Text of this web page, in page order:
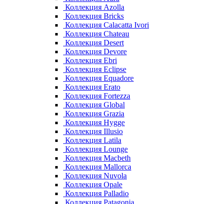
Коллекция Azolla
Коллекция Bricks
Коллекция Calacatta Ivori
Коллекция Chateau
Коллекция Desert
Коллекция Devore
Коллекция Ebri
Коллекция Eclipse
Коллекция Equadore
Коллекция Erato
Коллекция Fortezza
Коллекция Global
Коллекция Grazia
Коллекция Hygge
Коллекция Illusio
Коллекция Latila
Коллекция Lounge
Коллекция Macbeth
Коллекция Mallorca
Коллекция Nuvola
Коллекция Opale
Коллекция Palladio
Коллекция Patagonia